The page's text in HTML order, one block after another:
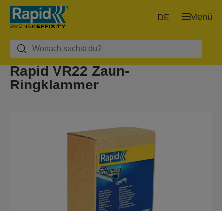
Menü
DE
Rapid VR22 Zaun-
Ringklammer